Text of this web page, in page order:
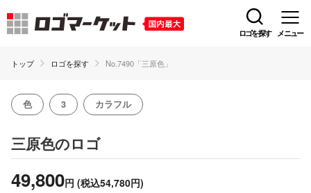
ロゴを探す メニュー
トップ ロゴを探す No.7490「三原色」
色 3 カラフル
三原色のロゴ
49,800円 (税込54,780円)